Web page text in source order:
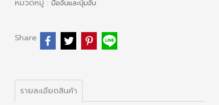
หมวดหมู่ : มือจับและปุ่มจับ
Share
รายละเอียดสินค้า